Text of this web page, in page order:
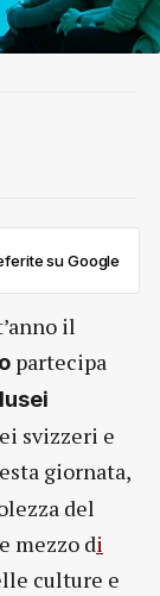
su Google
il
partecipa
svizzeri e
giornata,
del
mezzo di
culture e